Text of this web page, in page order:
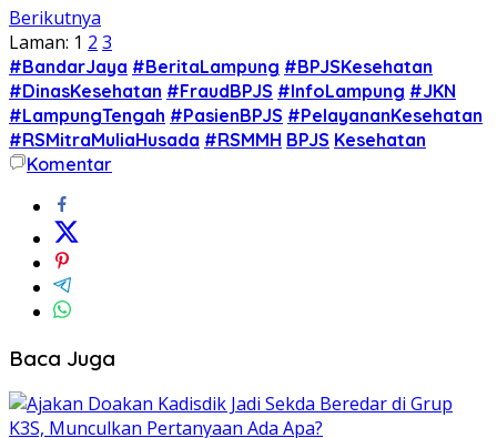
Berikutnya
Laman: 1 2 3
#BandarJaya #BeritaLampung #BPJSKesehatan
#DinasKesehatan #FraudBPJS #InfoLampung #JKN
#LampungTengah #PasienBPJS #PelayananKesehatan
#RSMitraMuliaHusada #RSMMH BPJS Kesehatan
Komentar
Baca Juga